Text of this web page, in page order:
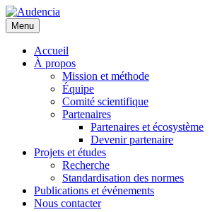
Aller
au
contenu
principal
Menu
Accueil
À propos
Mission et méthode
Équipe
Comité scientifique
Partenaires
Partenaires et écosystème
Devenir partenaire
Projets et études
Recherche
Standardisation des normes
Publications et événements
Nous contacter